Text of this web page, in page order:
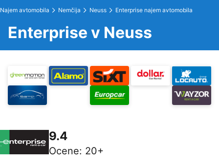
Najem avtomobila Nemčija Neuss Enterprise najem avtomobila
Enterprise v Neuss
9.4
Ocene: 20+